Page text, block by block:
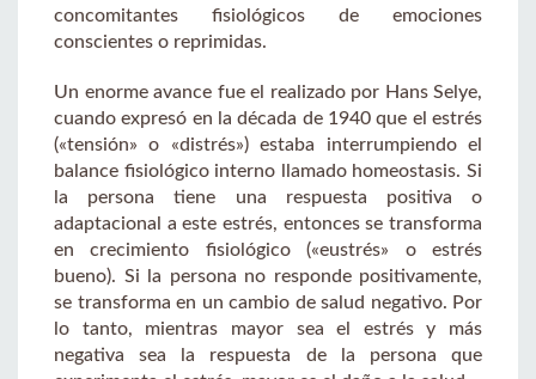
concomitantes fisiológicos de emociones
conscientes o reprimidas.
Un enorme avance fue el realizado por Hans Selye,
cuando expresó en la década de 1940 que el estrés
(«tensión» o «distrés») estaba interrumpiendo el
balance fisiológico interno llamado homeostasis. Si
la persona tiene una respuesta positiva o
adaptacional a este estrés, entonces se transforma
en crecimiento fisiológico («eustrés» o estrés
bueno). Si la persona no responde positivamente,
se transforma en un cambio de salud negativo. Por
lo tanto, mientras mayor sea el estrés y más
negativa sea la respuesta de la persona que